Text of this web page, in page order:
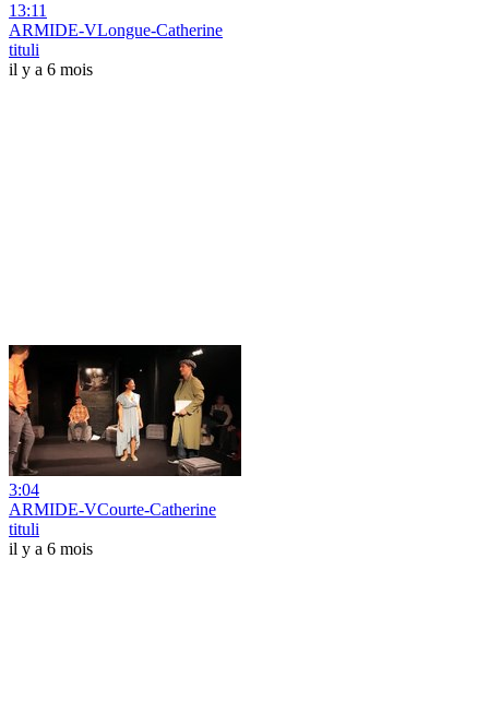
13:11
ARMIDE-VLongue-Catherine
tituli
il y a 6 mois
3:04
ARMIDE-VCourte-Catherine
tituli
il y a 6 mois